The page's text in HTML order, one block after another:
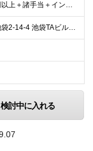
・月給２７万円～５０万円以上＋諸手当＋インセンティブ ※超過分は別途全額支給します。 【 入社時の想定年収 】 ・年収４５０万円 ＜インセンティブ制度について＞ 社員一人ひとりの頑張りを多角的に評
【本社】 └東京都豊島区池袋2-14-4 池袋TAビル8F ★あなたの希望を最大限考慮！ ・都内（池袋・新宿・渋谷・目黒・青山）・埼玉・千葉・神奈川・茨城・栃木・群馬 ※勤務先は本社または支社とな
検討中に入れる